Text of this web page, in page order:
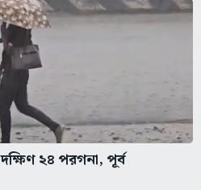
২৪ পরগনা, পূর্ব